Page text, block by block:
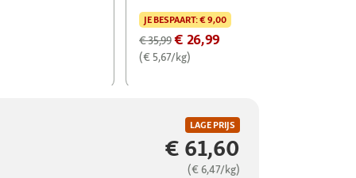
JE BESPAART:€ 9,00
€ 35,99 € 26,99
(€ 5,67/kg)
LAGE PRIJS
€ 61,60
(€ 6,47/kg)